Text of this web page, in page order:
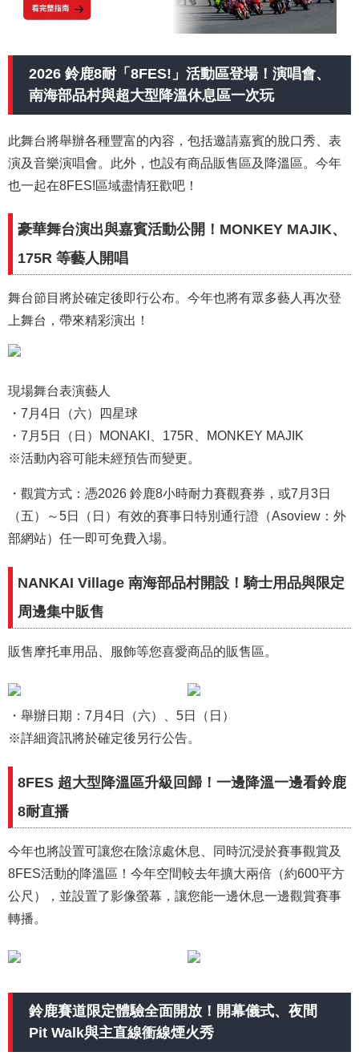
2026 鈴鹿8耐「8FES!」活動區登場！演唱會、
南海部品村與超大型降溫休息區一次玩
此舞台將舉辦各種豐富的內容，包括邀請嘉賓的脫口秀、表
演及音樂演唱會。此外，也設有商品販售區及降溫區。今年
也一起在8FES!區域盡情狂歡吧！
豪華舞台演出與嘉賓活動公開！MONKEY MAJIK、
175R 等藝人開唱
舞台節目將於確定後即行公布。今年也將有眾多藝人再次登
上舞台，帶來精彩演出！
現場舞台表演藝人
・7月4日（六）四星球
・7月5日（日）MONAKI、175R、MONKEY MAJIK
※活動內容可能未經預告而變更。
・觀賞方式：憑2026 鈴鹿8小時耐力賽觀賽券，或7月3日
（五）～5日（日）有效的賽事日特別通行證（Asoview：外
部網站）任一即可免費入場。
NANKAI Village 南海部品村開設！騎士用品與限定
周邊集中販售
販售摩托車用品、服飾等您喜愛商品的販售區。
・舉辦日期：7月4日（六）、5日（日）
※詳細資訊將於確定後另行公告。
8FES 超大型降溫區升級回歸！一邊降溫一邊看鈴鹿
8耐直播
今年也將設置可讓您在陰涼處休息、同時沉浸於賽事觀賞及
8FES活動的降溫區！今年空間較去年擴大兩倍（約600平方
公尺），並設置了影像螢幕，讓您能一邊休息一邊觀賞賽事
轉播。
鈴鹿賽道限定體驗全面開放！開幕儀式、夜間
Pit Walk與主直線衝線煙火秀